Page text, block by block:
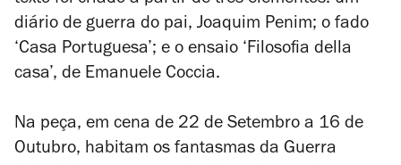
diário de guerra do pai, Joaquim Penim; o fado
‘Casa Portuguesa’; e o ensaio ‘Filosofia della
casa’, de Emanuele Coccia.
Na peça, em cena de 22 de Setembro a 16 de
Outubro, habitam os fantasmas da Guerra